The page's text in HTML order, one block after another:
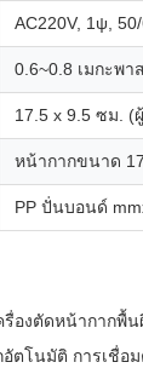
AC220V, 1ψ,
0.6~0.8 เมกะพา
17.5 x 9.5 ซม. (
หน้ากากขนาด
PP ปั่นบอนด์
องตัดหน้ากากพื้
ตโนมัติ การเชื่